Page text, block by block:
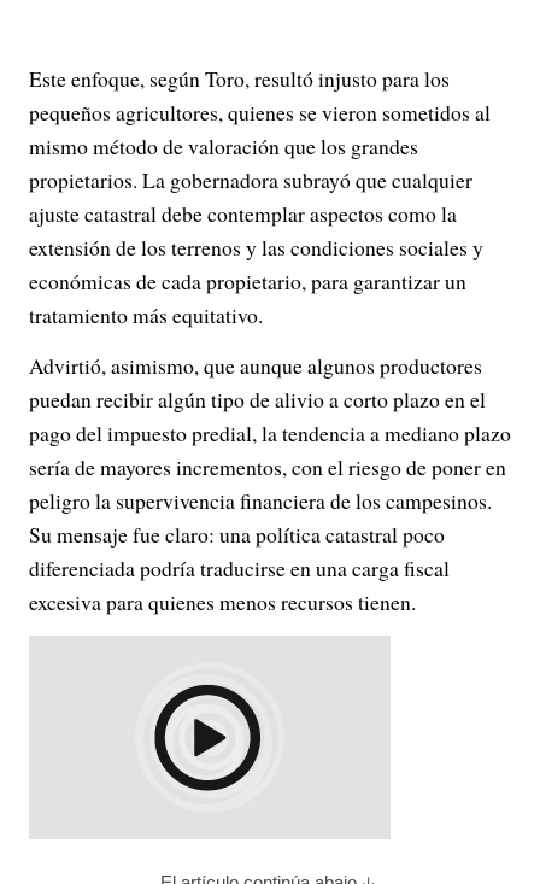
Este enfoque, según Toro, resultó injusto para los
pequeños agricultores, quienes se vieron sometidos al
mismo método de valoración que los grandes
propietarios. La gobernadora subrayó que cualquier
ajuste catastral debe contemplar aspectos como la
extensión de los terrenos y las condiciones sociales y
económicas de cada propietario, para garantizar un
tratamiento más equitativo.
Advirtió, asimismo, que aunque algunos productores
puedan recibir algún tipo de alivio a corto plazo en el
pago del impuesto predial, la tendencia a mediano plazo
sería de mayores incrementos, con el riesgo de poner en
peligro la supervivencia financiera de los campesinos.
Su mensaje fue claro: una política catastral poco
diferenciada podría traducirse en una carga fiscal
excesiva para quienes menos recursos tienen.